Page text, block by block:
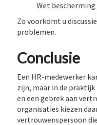
Wet
Zo voorkomt u
problemen.
Conclusie
Een HR-medewerker
zijn, maar in de
en een gebrek aan
organisaties kiezen
vertrouwenspersoon